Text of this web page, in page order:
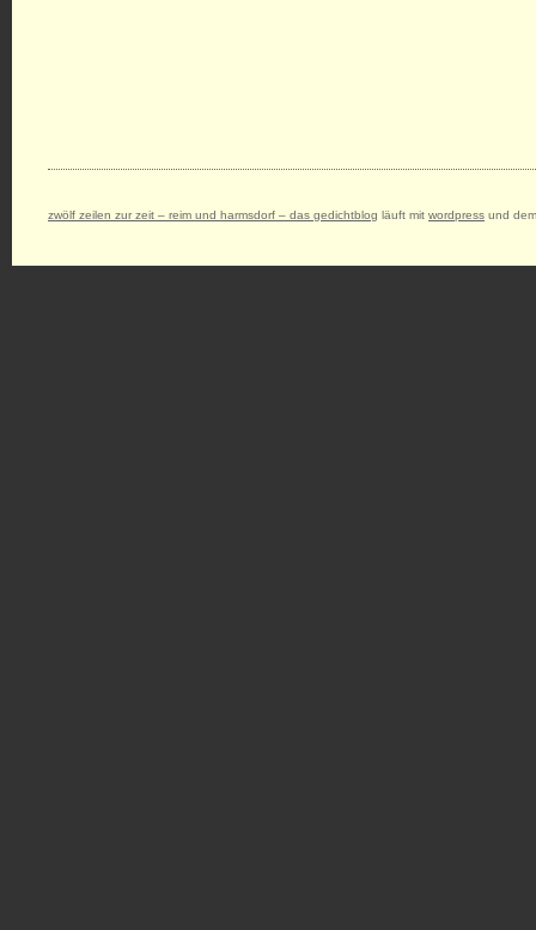
zwölf zeilen zur zeit – reim und harmsdorf – das gedichtblog läuft mit wordpress und